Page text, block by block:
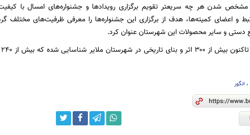
مشخص شدن هر چه سریعتر تقویم برگزاری رویدادها و جشنواره‌های امسال با
و اعضای کمیته‌ها، هدف از برگزاری این جشنواره‌ها را معرفی ظرفیت‌های مختلف
دستی و سایر محصولات این شهرستان عنوان کرد.
، انگور